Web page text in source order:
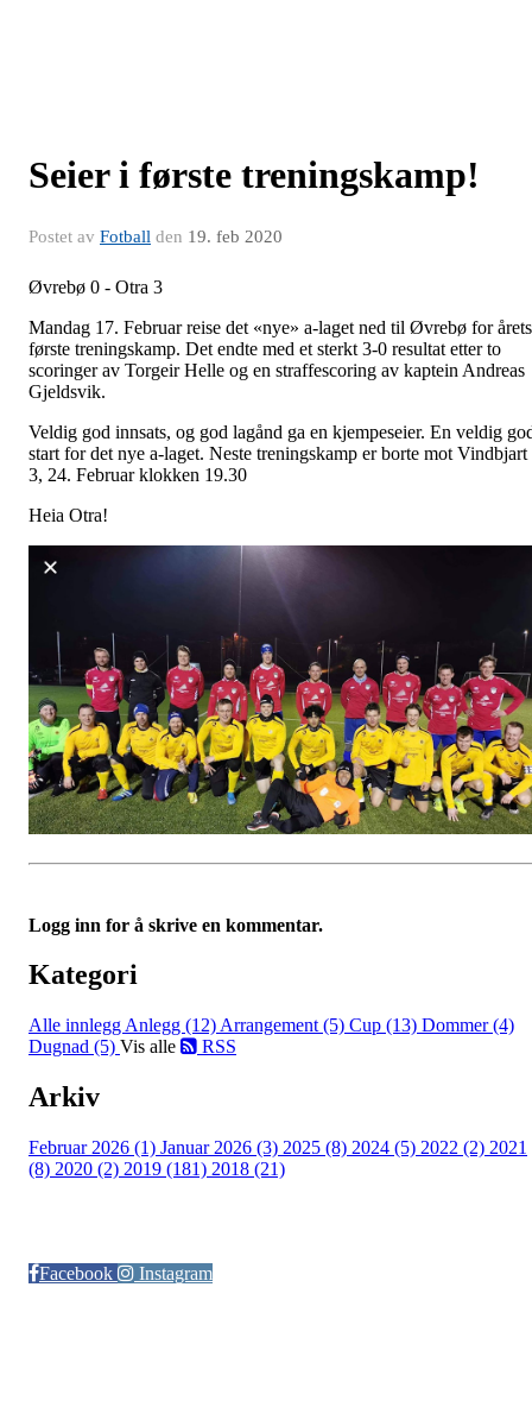
Seier i første treningskamp!
Postet av Fotball den 19. feb 2020
Øvrebø 0 - Otra 3
Mandag 17. Februar reise det «nye» a-laget ned til Øvrebø for årets
første treningskamp. Det endte med et sterkt 3-0 resultat etter to
scoringer av Torgeir Helle og en straffescoring av kaptein Andreas
Gjeldsvik.
Veldig god innsats, og god lagånd ga en kjempeseier. En veldig
start for det nye a-laget. Neste treningskamp er borte mot Vindbjart
3, 24. Februar klokken 19.30
Heia Otra!
Logg inn for å skrive en kommentar.
Kategori
Alle innlegg Anlegg (12) Arrangement (5) Cup (13) Dommer (4)
Dugnad (5) Vis alle RSS
Arkiv
Februar 2026 (1) Januar 2026 (3) 2025 (8) 2024 (5) 2022 (2) 2021
(8) 2020 (2) 2019 (181) 2018 (21)
Facebook
Instagram